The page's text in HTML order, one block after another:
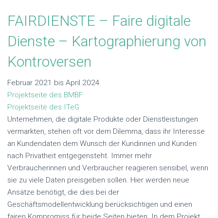
FAIRDIENSTE – Faire digitale
Dienste – Kartographierung von
Kontroversen
Februar 2021 bis April 2024
Projektseite des BMBF
Projektseite des ITeG
Unternehmen, die digitale Produkte oder Dienstleistungen
vermarkten, stehen oft vor dem Dilemma, dass ihr Interesse
an Kundendaten dem Wunsch der Kundinnen und Kunden
nach Privatheit entgegensteht. Immer mehr
Verbraucherinnen und Verbraucher reagieren sensibel, wenn
sie zu viele Daten preisgeben sollen. Hier werden neue
Ansätze benötigt, die dies bei der
Geschäftsmodellentwicklung berücksichtigen und einen